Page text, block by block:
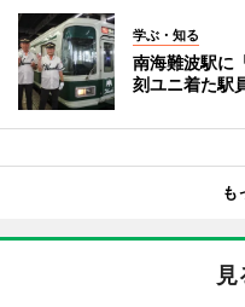
学ぶ・知る
南海難波駅に
刻ユニ着た駅
も